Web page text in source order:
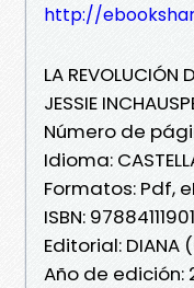
http://
LA REVOLUCIÓN
JESSIE
Número de
Idioma:
Formatos: Pdf,
ISBN:
Editorial: DIANA
Año de edición: